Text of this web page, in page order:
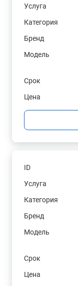
Услуга
Категория
Бренд
Модель
Срок
Цена
ID
Услуга
Категория
Бренд
Модель
Срок
Цена